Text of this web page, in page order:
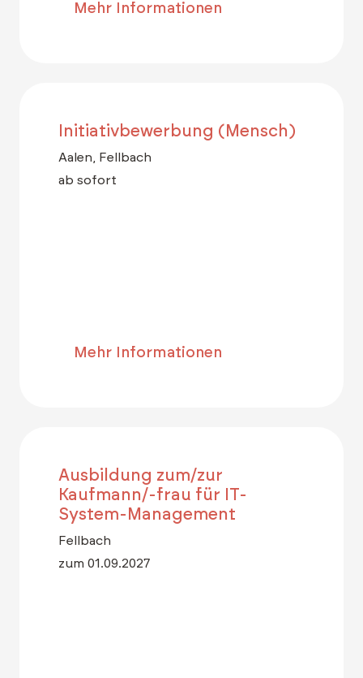
Mehr Informationen
Initiativbewerbung (Mensch)
Aalen, Fellbach
ab sofort
Mehr Informationen
Ausbildung zum/zur
Kaufmann/-frau für IT-
System-Management
Fellbach
zum 01.09.2027